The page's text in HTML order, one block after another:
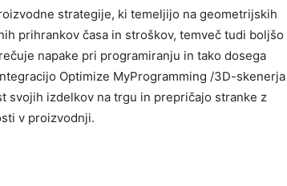
strategije, ki temeljijo na geometrijskih
prihrankov časa in stroškov, temveč tudi boljšo
napake pri programiranju in tako dosega
Optimize MyProgramming /3D-skenerja
svojih izdelkov na trgu in prepričajo stranke z
v proizvodnji.